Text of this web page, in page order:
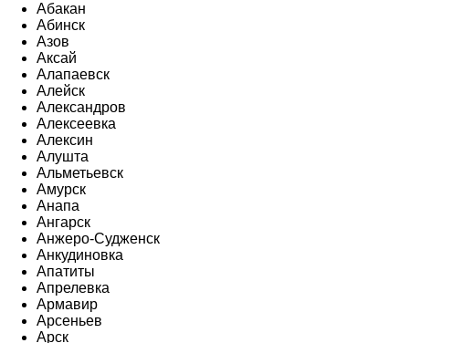
Абакан
Абинск
Азов
Аксай
Алапаевск
Алейск
Александров
Алексеевка
Алексин
Алушта
Альметьевск
Амурск
Анапа
Ангарск
Анжеро-Судженск
Анкудиновка
Апатиты
Апрелевка
Армавир
Арсеньев
Арск